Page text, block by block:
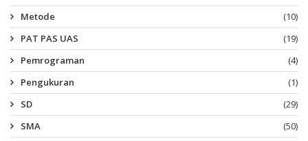
Metode
(10)
PAT PAS UAS
(19)
Pemrograman
(4)
Pengukuran
(1)
SD
(29)
SMA
(50)